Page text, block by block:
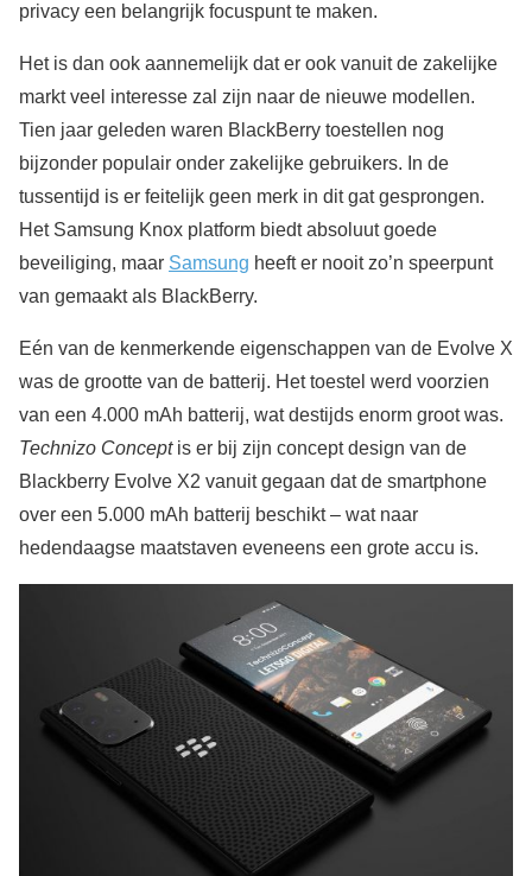
privacy een belangrijk focuspunt te maken.
Het is dan ook aannemelijk dat er ook vanuit de zakelijke
markt veel interesse zal zijn naar de nieuwe modellen.
Tien jaar geleden waren BlackBerry toestellen nog
bijzonder populair onder zakelijke gebruikers. In de
tussentijd is er feitelijk geen merk in dit gat gesprongen.
Het Samsung Knox platform biedt absoluut goede
beveiliging, maar Samsung heeft er nooit zo’n speerpunt
van gemaakt als BlackBerry.
Eén van de kenmerkende eigenschappen van de Evolve X
was de grootte van de batterij. Het toestel werd voorzien
van een 4.000 mAh batterij, wat destijds enorm groot was.
Technizo Conceptis er bij zijn concept design van de
Blackberry Evolve X2 vanuit gegaan dat de smartphone
over een 5.000 mAh batterij beschikt – wat naar
hedendaagse maatstaven eveneens een grote accu is.